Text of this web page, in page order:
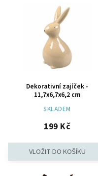
Nejprodávanější
Abecedně
Dekorativní zajíček -
11,7x6,7x6,2 cm
SKLADEM
199 Kč